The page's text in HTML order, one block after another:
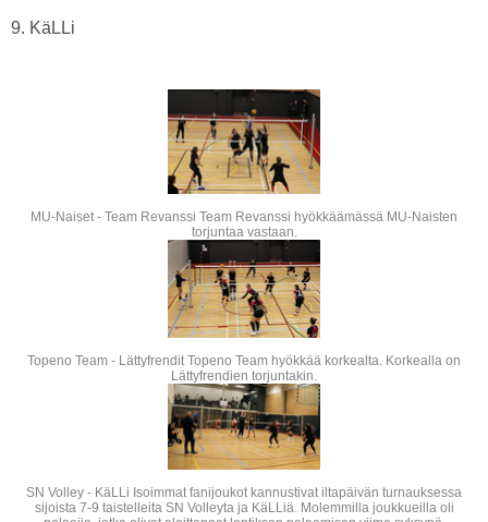
9. KäLLi
MU-Naiset - Team Revanssi Team Revanssi hyökkäämässä MU-Naisten
torjuntaa vastaan.
Topeno Team - Lättyfrendit Topeno Team hyökkää korkealta. Korkealla on
Lättyfrendien torjuntakin.
SN Volley - KäLLi Isoimmat fanijoukot kannustivat iltapäivän turnauksessa
sijoista 7-9 taistelleita SN Volleyta ja KäLLiä. Molemmilla joukkueilla oli